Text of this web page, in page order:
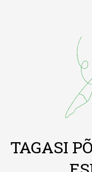
TAGASI